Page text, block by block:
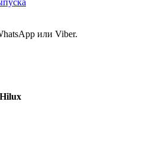
или Viber.
Hilux